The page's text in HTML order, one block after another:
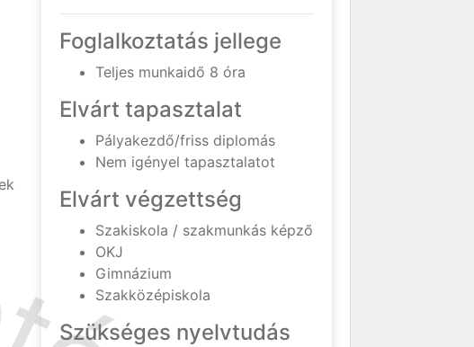
Foglalkoztatás jellege
Teljes munkaidő 8 óra
Elvárt tapasztalat
Pályakezdő/friss diplomás
Nem igényel tapasztalatot
Elvárt végzettség
Szakiskola / szakmunkás képző
OKJ
Gimnázium
Szakközépiskola
Szükséges nyelvtudás